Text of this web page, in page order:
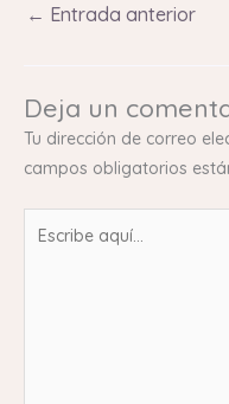
← Entrada anterior
Deja un
Tu dirección de correo
campos obligatorios